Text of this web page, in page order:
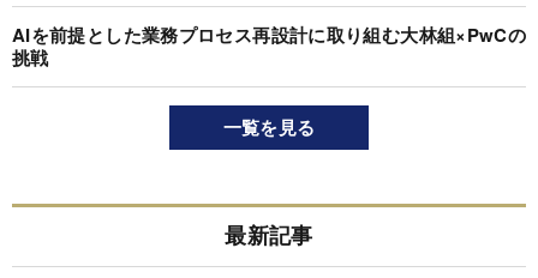
AIを前提とした業務プロセス再設計に取り組む大林組×PwCの
挑戦
一覧を見る
最新記事